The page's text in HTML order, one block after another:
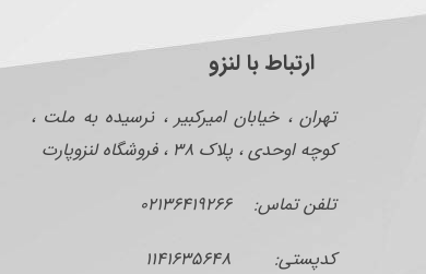
ارتباط با لنزو
تهران ، خیابان امیرکبیر ، نرسیده به ملت ،
کوچه اوحدی ، پلاک ۳۸ ، فروشگاه لنزوپارت
تلفن تماس: ۰۲۱۳۶۴۱۹۲۶۶
کدپستی: ۱۱۴۱۶۳۵۶۴۸